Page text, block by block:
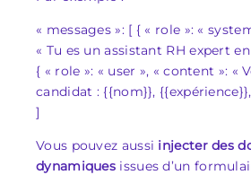
« messages »: [ { « role »: «
« Tu es un assistant RH expert
{ « role »: « user », « content »: «
candidat : {{nom}},
]
Vous pouvez aussi injecter des
dynamiques issues d’un